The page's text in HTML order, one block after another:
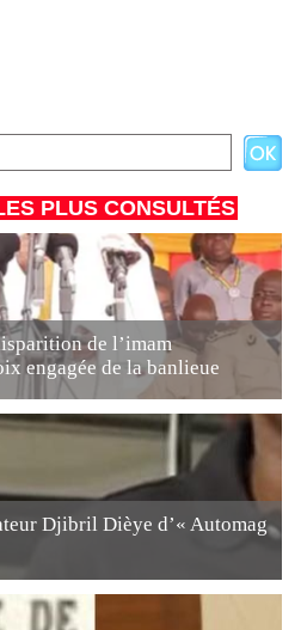
PLUS CONSULTÉS
de l’imam
engagée de la banlieue
Djibril Dièye d’« Automag